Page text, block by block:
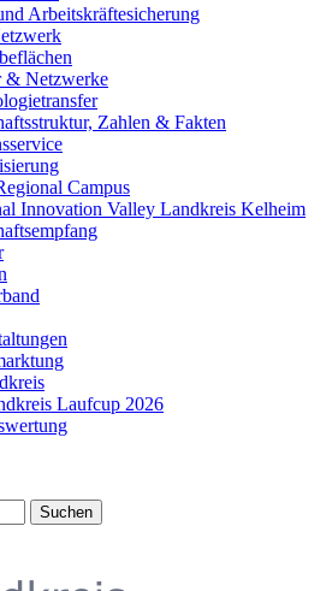
Arbeitskräftesicherung
& Netzwerke
Zahlen & Fakten
Campus
Innovation Valley Landkreis Kelheim
Laufcup 2026
Suchen